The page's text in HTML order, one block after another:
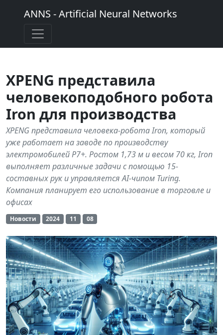
ANNS - Artificial Neural Networks
XPENG представила
человекоподобного робота
Iron для производства
XPENG представила человека-робота Iron, который
уже работает на заводе по производству
электромобилей P7+. Ростом 1,73 м и весом 70 кг, Iron
выполняет различные задачи с помощью 15-
составных рук и управляется AI-чипом Turing.
Компания планирует его использование в торговле и
офисах
Новости 2024 11 08